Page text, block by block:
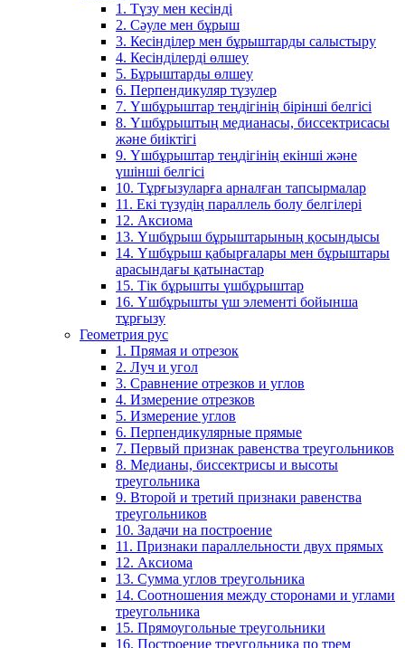
1. Түзу мен кесінді
2. Сәуле мен бұрыш
3. Кесінділер мен бұрыштарды салыстыру
4. Кесінділерді өлшеу
5. Бұрыштарды өлшеу
6. Перпендикуляр түзулер
7. Үшбұрыштар теңдігінің бірінші белгісі
8. Үшбұрыштың медианасы, биссектрисасы
және биіктігі
9. Үшбұрыштар теңдігінің екінші және
үшінші белгісі
10. Тұрғызуларға арналған тапсырмалар
11. Екі түзудің параллель болу белгілері
12. Аксиома
13. Үшбұрыш бұрыштарының қосындысы
14. Үшбұрыш қабырғалары мен бұрыштары
арасындағы қатынастар
15. Тік бұрышты үшбұрыштар
16. Үшбұрышты үш элементі бойынша
тұрғызу
Геометрия рус
1. Прямая и отрезок
2. Луч и угол
3. Сравнение отрезков и углов
4. Измерение отрезков
5. Измерение углов
6. Перпендикулярные прямые
7. Первый признак равенства треугольников
8. Медианы, биссектрисы и высоты
треугольника
9. Второй и третий признаки равенства
треугольников
10. Задачи на построение
11. Признаки параллельности двух прямых
12. Аксиома
13. Сумма углов треугольника
14. Соотношения между сторонами и углами
треугольника
15. Прямоугольные треугольники
16. Построение треугольника по трем